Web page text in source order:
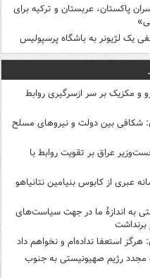
پاکستان، عربستان و ترکیه برای
یک لژیونر به باشگاه پرسپولیس
و مکزیک بر سر ازسرگیری روابط
شکافی بین دولت و نیروهای مسلح
عراق بر تقویت روابط با
عبری از کابوس بنیامین نتانیاهو
به اندازۀ ما در جهت سیاست‌های
هرگز استعفا نداده‌ام و نخواهم داد
مجدد رژیم صهیونیستی به جنوب